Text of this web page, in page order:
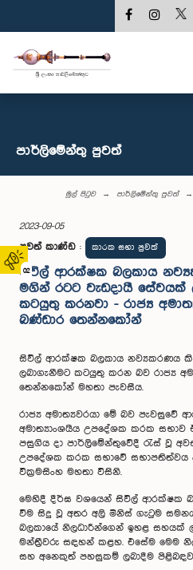
02
පාර්ලි‌මේන්තු පුවත්
මුල් පිටුව පාර්ලි‌මේන්තු පුවත්
2023-09-05
පුවත් කාණ්ඩ : කාරක සභා පුවත්
සිවිල් ආරක්ෂක බලකාය
මගින් රටට වැඩදායී සේවයක්
කටයුතු කරනවා - රාජ්‍ය
බණ්ඩාර තෙන්නකෝන්
සිවිල් ආරක්ෂක බලකාය නව්‍යකරණය
ලබාගැනීමට කටයුතු කරන බව රාජ්‍ය
තෙන්නකෝන් මහතා පැවසීය.
රාජ්‍ය අමාත්‍යවරයා මේ බව
අමාත්‍යාංශයීය උපදේශක කරක සභාව
පසුගිය දා පාර්ලිමේන්තුවේදී රැස් වූ
උපදේශක කරක සභාවේ
වික්‍රමසිංහ මහතා විසිනි.
මෙහිදී දීර්ඝ වශයෙන් සිවිල් ආරක්ෂක
වීම සිදු වූ අතර අලි මිනිස් ගැටුම
බලකායේ නිලධාරීන්ගෙන් ඉහළ සහයක්
මන්ත්‍රීවරු සඳහන් කළහ. එසේම මෙම
සහ අනෙකුත් පහසුකම් ලබාදීම පිළිබඳව